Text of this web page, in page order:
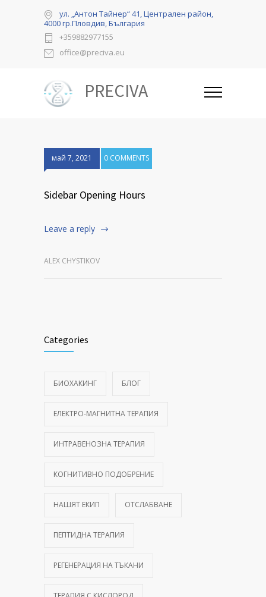
ул. „Антон Тайнер“ 41, Централен район,
4000 гр.Пловдив, България
+359882977155
office@preciva.eu
PRECIVA
май 7, 2021 0 COMMENTS
Sidebar Opening Hours
Leave a reply
ALEX CHYSTIKOV
Categories
БИОХАКИНГ БЛОГ
ЕЛЕКТРО-МАГНИТНА ТЕРАПИЯ
ИНТРАВЕНОЗНА ТЕРАПИЯ
КОГНИТИВНО ПОДОБРЕНИЕ
НАШЯТ ЕКИП ОТСЛАБВАНЕ
ПЕПТИДНА ТЕРАПИЯ
РЕГЕНЕРАЦИЯ НА ТЪКАНИ